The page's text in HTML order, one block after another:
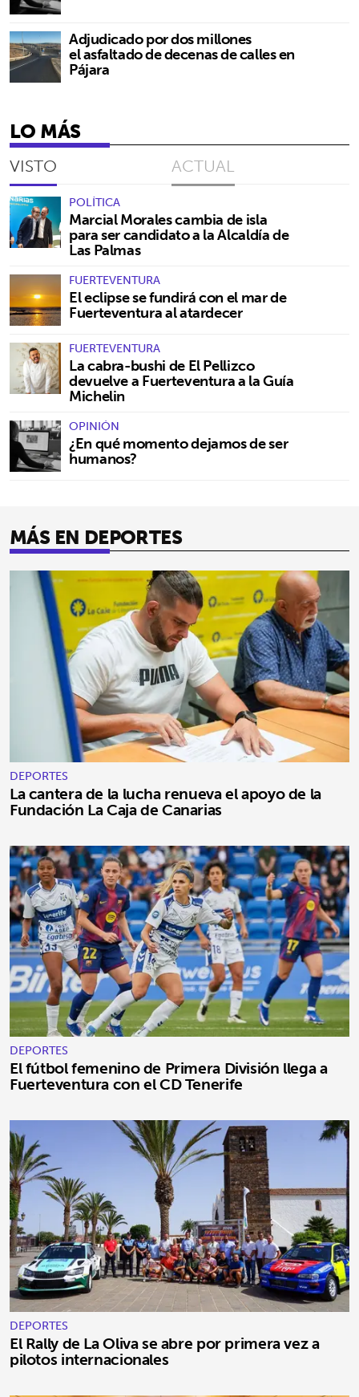
Adjudicado por dos millones
el asfaltado de decenas de calles en
Pájara
LO MÁS
VISTO ACTUAL
POLÍTICA
Marcial Morales cambia de isla
para ser candidato a la Alcaldía de
Las Palmas
FUERTEVENTURA
El eclipse se fundirá con el mar de
Fuerteventura al atardecer
FUERTEVENTURA
La cabra-bushi de El Pellizco
devuelve a Fuerteventura a la Guía
Michelin
OPINIÓN
¿En qué momento dejamos de ser
humanos?
MÁS EN DEPORTES
DEPORTES
La cantera de la lucha renueva el apoyo de la
Fundación La Caja de Canarias
DEPORTES
El fútbol femenino de Primera División llega a
Fuerteventura con el CD Tenerife
DEPORTES
El Rally de La Oliva se abre por primera vez a
pilotos internacionales